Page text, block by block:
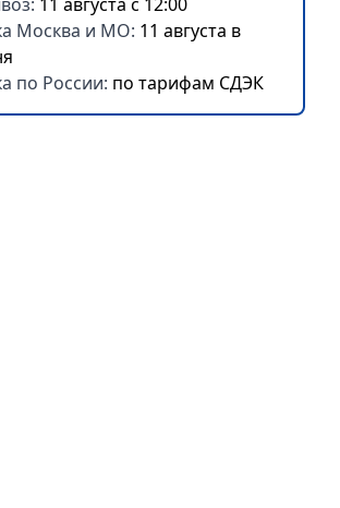
Москва и МО: 11 августа в
по России: по тарифам СДЭК